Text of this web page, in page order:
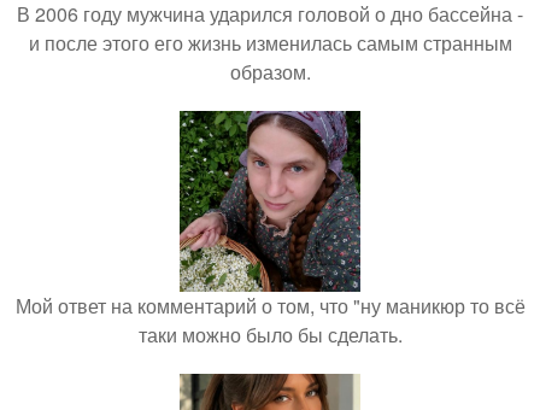
В 2006 году мужчина ударился головой о дно бассейна -
и после этого его жизнь изменилась самым странным
образом.
Мой ответ на комментарий о том, что "ну маникюр то всё
таки можно было бы сделать.